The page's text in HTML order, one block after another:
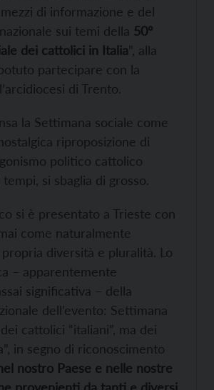
di informazione e del
sui temi della 50°
dei cattolici in Italia”, alla
partecipare con la
di Trento.
la Settimana sociale come
riproposizione di
politico cattolico
si sbaglia di grosso.
si è presentato a Trieste con
come naturalmente
diversità e pluralità. Lo
– apparentemente
significativa – della
dell’evento: Settimana
cattolici “italiani”, ma dei
in segno di riconoscimento
nostro Paese e nelle nostre